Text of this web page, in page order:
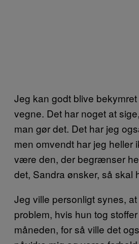
Jeg kan godt blive
vegne. Det har noget at
man gør det. Det har jeg
men omvendt har jeg heller
være den, der begrænser
det, Sandra ønsker, så skal
Jeg ville personligt synes,
problem, hvis hun tog
måneden, for så ville det